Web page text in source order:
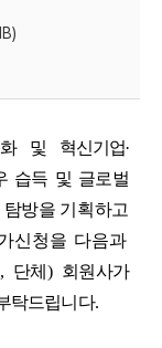
및 혁신기업·
습득 및 글로벌
탐방을 기획하고
신청을 다음과
단체) 회원사가
탁드립니다.